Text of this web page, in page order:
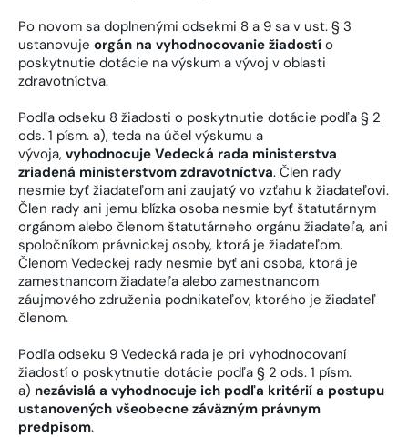
Po novom sa doplnenými odsekmi 8 a 9 sa v ust. § 3
ustanovuje orgán na vyhodnocovanie žiadostí o
poskytnutie dotácie na výskum a vývoj v oblasti
zdravotníctva.
Podľa odseku 8 žiadosti o poskytnutie dotácie podľa § 2
ods. 1 písm. a), teda na účel výskumu a
vývoja, vyhodnocuje Vedecká rada ministerstva
zriadená ministerstvom zdravotníctva. Člen rady
nesmie byť žiadateľom ani zaujatý vo vzťahu k žiadateľovi.
Člen rady ani jemu blízka osoba nesmie byť štatutárnym
orgánom alebo členom štatutárneho orgánu žiadateľa, ani
spoločníkom právnickej osoby, ktorá je žiadateľom.
Členom Vedeckej rady nesmie byť ani osoba, ktorá je
zamestnancom žiadateľa alebo zamestnancom
záujmového združenia podnikateľov, ktorého je žiadateľ
členom.
Podľa odseku 9 Vedecká rada je pri vyhodnocovaní
žiadostí o poskytnutie dotácie podľa § 2 ods. 1 písm.
a) nezávislá a vyhodnocuje ich podľa kritérií a postupu
ustanovených všeobecne záväzným právnym
predpisom.